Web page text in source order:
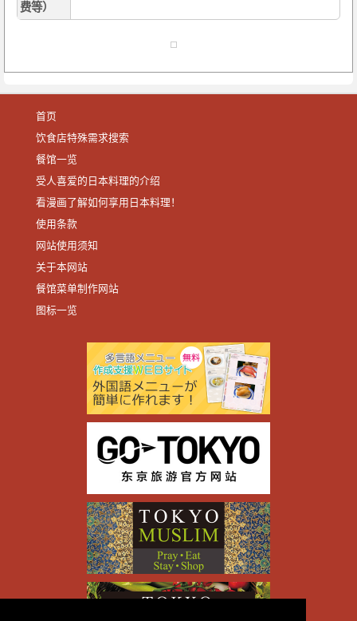
费等）
首页
饮食店特殊需求搜索
餐馆一览
受人喜爱的日本料理的介绍
看漫画了解如何享用日本料理！
使用条款
网站使用须知
关于本网站
餐馆菜单制作网站
图标一览